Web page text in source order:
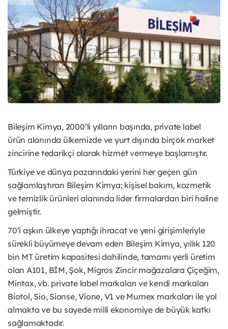
Bileşim Kimya, 2000’li yılların başında, private label
ürün alanında ülkemizde ve yurt dışında birçok market
zincirine tedarikçi olarak hizmet vermeye başlamıştır.
Türkiye ve dünya pazarındaki yerini her geçen gün
sağlamlaştıran Bileşim Kimya; kişisel bakım, kozmetik
ve temizlik ürünleri alanında lider firmalardan biri haline
gelmiştir.
70’i aşkın ülkeye yaptığı ihracat ve yeni girişimleriyle
sürekli büyümeye devam eden Bileşim Kimya, yıllık 120
bin MT üretim kapasitesi dahilinde, tamamı yerli üretim
olan A101, BİM, Şok, Migros Zincir mağazalara Çiçeğim,
Mintax, vb. private label markaları ve kendi markaları
Biotol, Sio, Sionse, Vione, V1 ve Mumex markaları ile yol
almakta ve bu sayede milli ekonomiye de büyük katkı
sağlamaktadır.